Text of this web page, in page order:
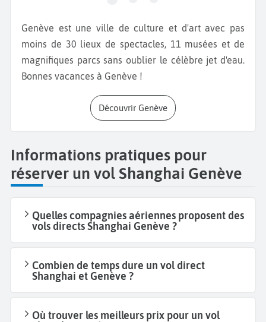
Genève est une ville de culture et d'art avec pas
moins de 30 lieux de spectacles, 11 musées et de
magnifiques parcs sans oublier le célèbre jet d'eau.
Bonnes vacances à Genève !
Découvrir Genève
Informations pratiques pour
réserver un vol Shanghai Genève
Quelles compagnies aériennes proposent des
vols directs Shanghai Genève ?
Combien de temps dure un vol direct
Shanghai et Genève ?
Où trouver les meilleurs prix pour un vol